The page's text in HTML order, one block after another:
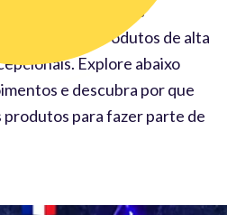
positivas nos
oferecendo produtos de alta
Explore abaixo
e descubra por que
produtos para fazer parte de